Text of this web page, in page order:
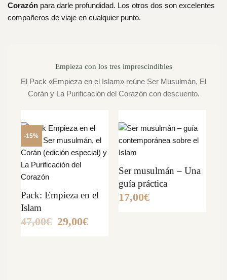
Corazón para darle profundidad. Los otros dos son excelentes
compañeros de viaje en cualquier punto.
Empieza con los tres imprescindibles
El Pack «Empieza en el Islam» reúne Ser Musulmán, El
Corán y La Purificación del Corazón con descuento.
-15%
Pack: Empieza en el
Islam
47,00€
El
precio
29,00€
Ser musulmán – Una
guía práctica
17,00€